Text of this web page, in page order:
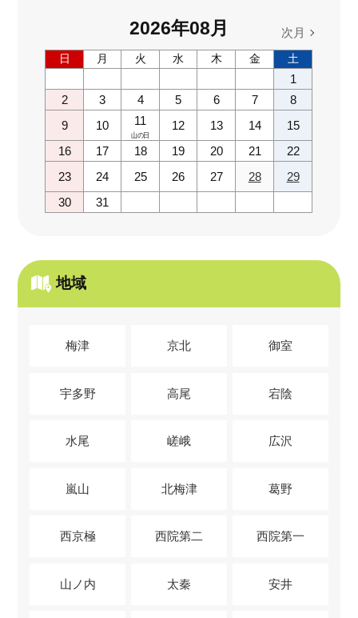
2026年08 月 次月
日 月 火 水 木 金 土
1
2
3 4 5 6 7
8
9
10 11
山の日
12 13 14
15
16
17 18 19 20 21
22
23
24 25 26 27 28
29
30
31
地域
梅津 京北 御室
宇多野 高尾 宕陰
水尾 嵯峨 広沢
嵐山 北梅津 葛野
西京極 西院第二 西院第一
山ノ内 太秦 安井